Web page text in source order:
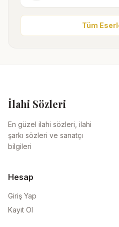
Tüm
İlahi Sözleri
En güzel ilahi sözleri, ilahi
şarkı sözleri ve sanatçı
bilgileri
Hesap
Giriş Yap
Kayıt Ol